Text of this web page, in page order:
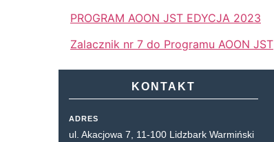
PROGRAM AOON JST EDYCJA 2023
Zalacznik nr 7 do Programu AOON JST
KONTAKT
ADRES
ul. Akacjowa 7, 11-100 Lidzbark Warmiński